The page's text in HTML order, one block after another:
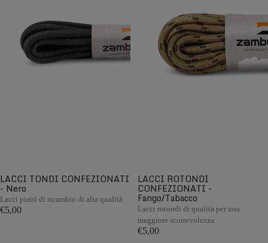
LACCI TONDI CONFEZIONATI
- Nero
Lacci piatti di ricambio di alta qualità
€5,00
LACCI ROTONDI
CONFEZIONATI -
Fango/Tabacco
Lacci rotondi di qualità per una
maggiore scorrevolezza
€5,00